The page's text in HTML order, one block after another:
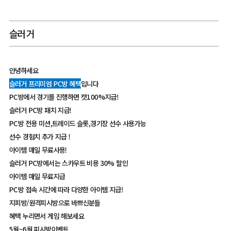
슬러거
안녕하세요
슬러거 프리미엄 PC방 혜택입니다
PC방에서 경기를 진행하면 캣100%지급!
슬러거 PC방 패치 지급!
PC방 전용 미션,트레이드 슬롯,경기장 선수 사용가능
선수 경험치 추가 지급 !
아이템 매일 무료사용!
슬러거 PC방에서는 스카우트 비용 30% 할인
아이템 매일 무료지급
PC방 접속 시간에 따라 다양한 아이템 지급!
지피방/원격피시방으로 바쁘신분들
혜택 누리면서 게임 해보세요
5월~6월 피시방이벤트